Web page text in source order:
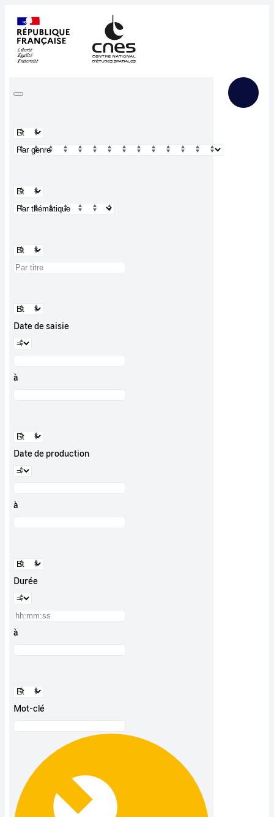
Date de saisie
à
Date de production
à
Durée
à
Mot-clé